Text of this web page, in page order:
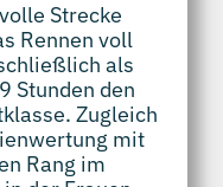
Strecke
Rennen voll
als
Stunden den
Zugleich
mit
Rang im